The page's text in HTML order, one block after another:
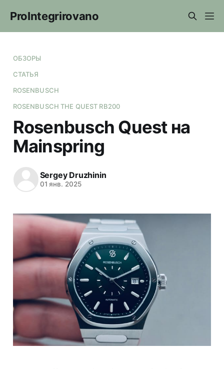
ProIntegrirovano
ОБЗОРЫ
СТАТЬЯ
ROSENBUSCH
ROSENBUSCH THE QUEST RB200
Rosenbusch Quest на
Mainspring
Sergey Druzhinin
01 янв. 2025